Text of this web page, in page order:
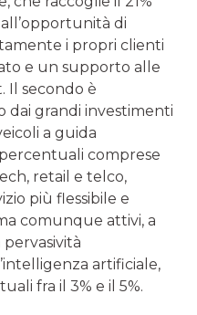
di
i propri clienti
e un supporto alle
Il secondo è
dai grandi investimenti
a guida
comprese
retail e telco,
più flessibile e
comunque attivi, a
artificiale,
fra il 3% e il 5%.